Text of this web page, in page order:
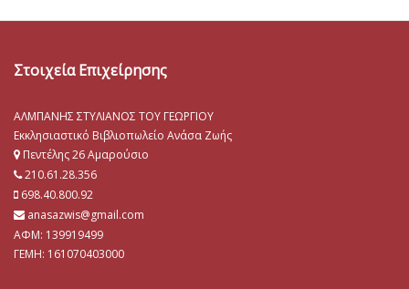
Στοιχεία Επιχείρησης
ΑΛΜΠΑΝΗΣ ΣΤΥΛΙΑΝΟΣ ΤΟΥ ΓΕΩΡΓΙΟΥ
Εκκλησιαστικό Βιβλιοπωλείο Ανάσα Ζωής
Πεντέλης 26 Αμαρούσιο
210.61.28.356
698.40.800.92
anasazwis@gmail.com
ΑΦΜ: 139919499
ΓΕΜΗ: 161070403000